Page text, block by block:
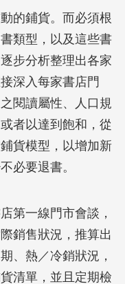
的鋪貨。而必須根
類型，以及這些書
步分析整理出各家
深入每家書店門
閱讀屬性、人口規
者以達到飽和，從
貨模型，以增加新
必要退書。
第一線門市會談，
銷售狀況，推算出
、熱／冷銷狀況，
清單，並且定期檢